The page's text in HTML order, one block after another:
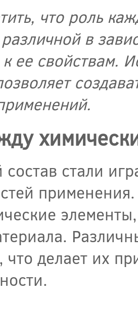
что роль
в
ее свойствам.
стали
что делает их